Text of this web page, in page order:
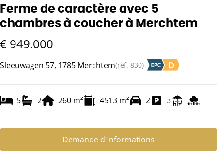
Ferme de caractère avec 5
chambres à coucher à Merchtem
€ 949.000
Sleeuwagen 57, 1785 Merchtem(ref. 830)
5 2 260 m² 4513 m² 2 3
Demande d'informations